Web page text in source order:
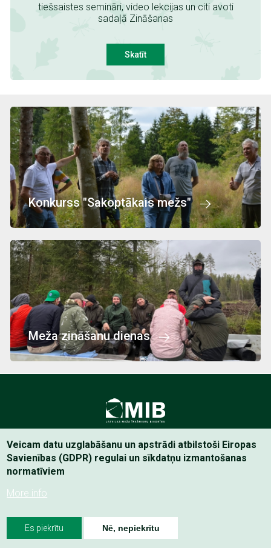
tiešsaistes semināri, video lekcijas un citi avoti
sadaļā Zināšanas
Skatīt
Konkurss "Sakoptākais mežs"
Attēls
Meža zināšanu dienas
Attēls
Latvijas Meža īpašnieku Biedrība
Veicam datu uzglabāšanu un apstrādi atbilstoši Eiropas
Savienības (GDPR) regulai un sīkdatņu izmantošanas
normatīviem
More info
Es piekrītu Nē, nepiekrītu